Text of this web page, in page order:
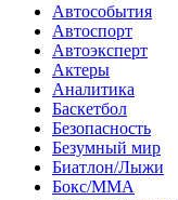
Автособытия
Автоспорт
Автоэксперт
Актеры
Аналитика
Баскетбол
Безопасность
Безумный мир
Биатлон/Лыжи
Бокс/MMA